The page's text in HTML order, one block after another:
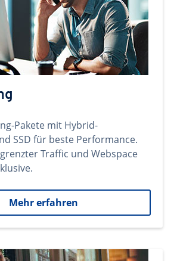
Pakete mit Hybrid-
SSD für beste Performance.
Traffic und Webspace
Mehr erfahren